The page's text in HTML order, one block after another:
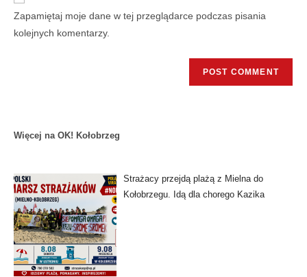
Zapamiętaj moje dane w tej przeglądarce podczas pisania
kolejnych komentarzy.
Więcej na OK! Kołobrzeg
Strażacy przejdą plażą z Mielna do
Kołobrzegu. Idą dla chorego Kazika